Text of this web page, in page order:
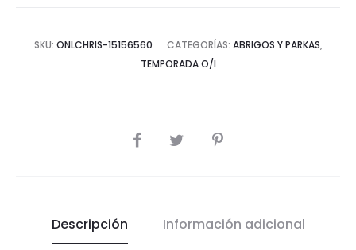
SKU: ONLCHRIS-15156560 CATEGORÍAS: ABRIGOS Y PARKAS,
TEMPORADA O/I
COMPARTIR
Descripción Información adicional